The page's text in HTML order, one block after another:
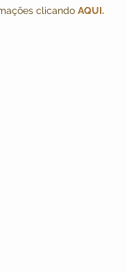
clicando AQUI.